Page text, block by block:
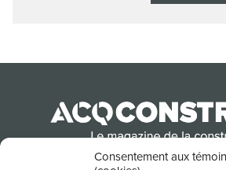
Consentement aux